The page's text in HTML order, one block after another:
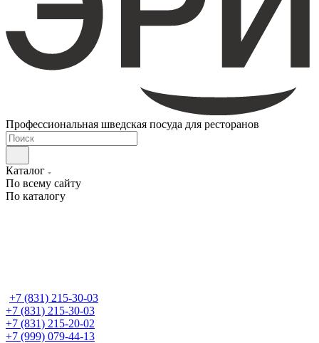
Профессиональная шведская посуда для ресторанов
Каталог
По всему сайту
По каталогу
+7 (831) 215-30-03
+7 (831) 215-30-03
+7 (831) 215-20-02
+7 (999) 079-44-13